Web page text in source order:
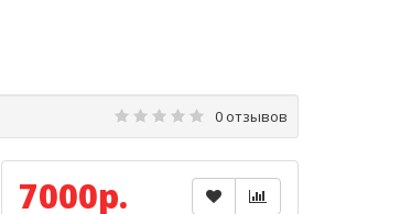
0 отзывов
7000р.